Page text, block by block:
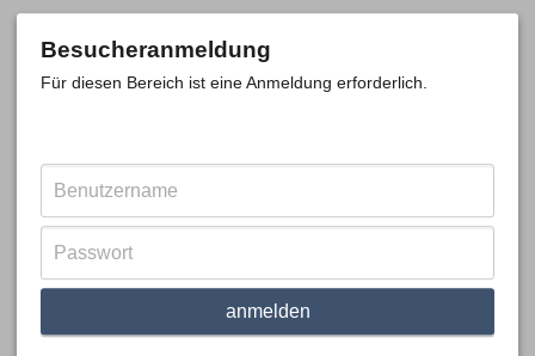
Besucheranmeldung
Für diesen Bereich ist eine Anmeldung erforderlich.